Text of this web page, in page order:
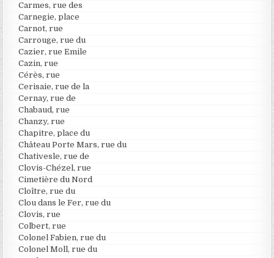
Carmes, rue des
Carnegie, place
Carnot, rue
Carrouge, rue du
Cazier, rue Emile
Cazin, rue
Cérès, rue
Cerisaie, rue de la
Cernay, rue de
Chabaud, rue
Chanzy, rue
Chapitre, place du
Château Porte Mars, rue du
Chativesle, rue de
Clovis-Chézel, rue
Cimetière du Nord
Cloître, rue du
Clou dans le Fer, rue du
Clovis, rue
Colbert, rue
Colonel Fabien, rue du
Colonel Moll, rue du